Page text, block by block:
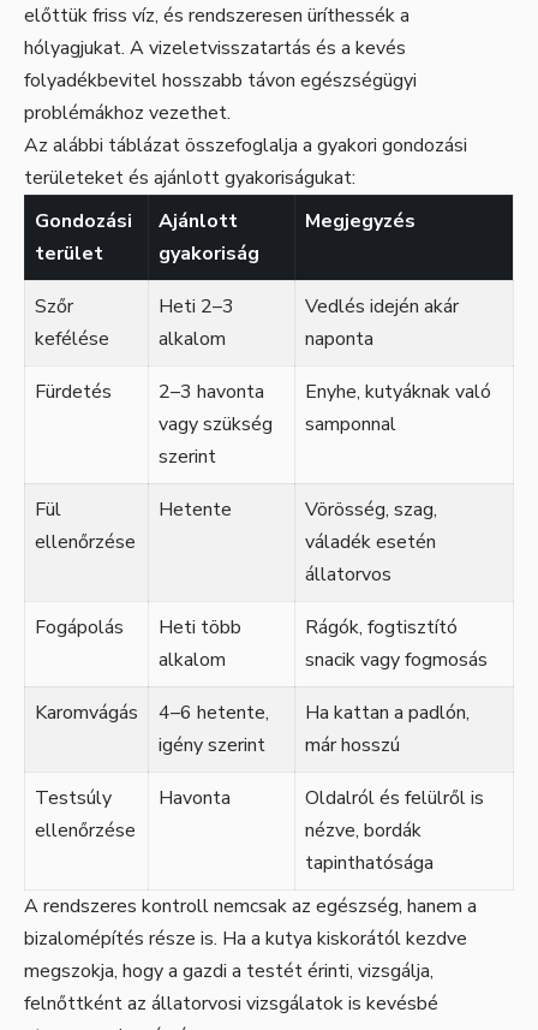
előttük friss víz, és rendszeresen üríthessék a
hólyagjukat. A vizeletvisszatartás és a kevés
folyadékbevitel hosszabb távon egészségügyi
problémákhoz vezethet.
Az alábbi táblázat összefoglalja a gyakori gondozási
területeket és ajánlott gyakoriságukat:
Gondozási
terület
Ajánlott
gyakoriság
Megjegyzés
Szőr
kefélése
Heti 2–3
alkalom
Vedlés idején akár
naponta
Fürdetés
2–3 havonta
vagy szükség
szerint
Enyhe, kutyáknak való
samponnal
Fül
ellenőrzése
Hetente
Vörösség, szag,
váladék esetén
állatorvos
Fogápolás
Heti több
alkalom
Rágók, fogtisztító
snacik vagy fogmosás
Karomvágás
4–6 hetente,
igény szerint
Ha kattan a padlón,
már hosszú
Testsúly
ellenőrzése
Havonta
Oldalról és felülről is
nézve, bordák
tapinthatósága
A rendszeres kontroll nemcsak az egészség, hanem a
bizalomépítés része is. Ha a kutya kiskorától kezdve
megszokja, hogy a gazdi a testét érinti, vizsgálja,
felnőttként az állatorvosi vizsgálatok is kevésbé